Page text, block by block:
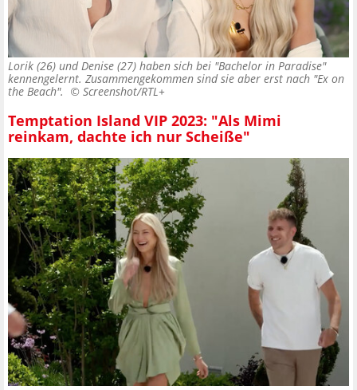
Lorik (26) und Denise (27) haben sich bei "Bachelor in Paradise"
kennengelernt. Zusammengekommen sind sie aber erst nach "Ex on
the Beach". © Screenshot/RTL+
Temptation Island VIP 2023: "Als Mimi
reinkam, dachte ich nur Scheiße"